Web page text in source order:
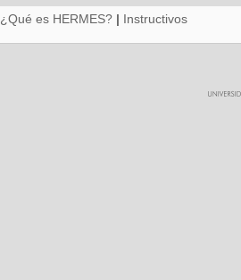
¿Qué es HERMES? | Instructivos